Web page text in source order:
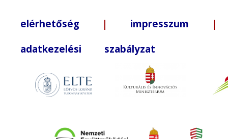
elérhetőség | impresszum |
adatkezelési szabályzat